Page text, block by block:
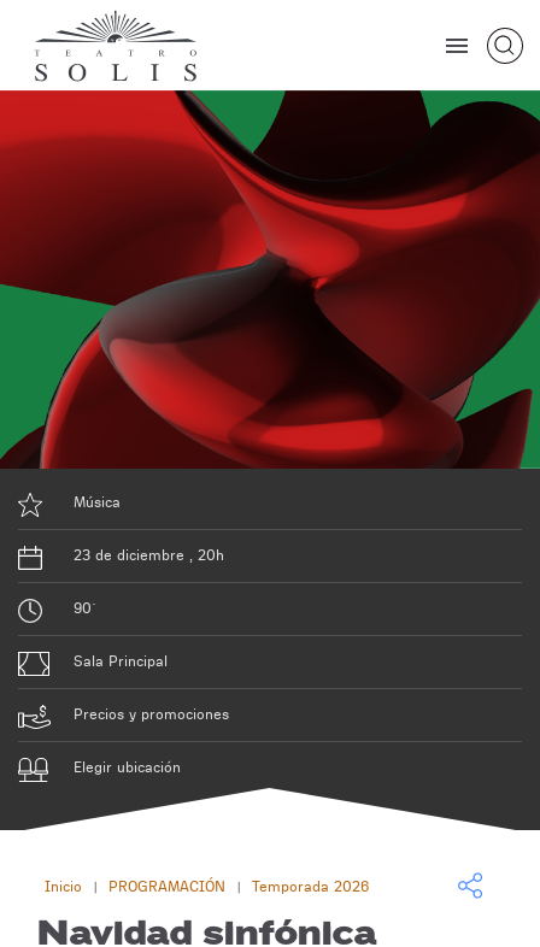
Música
23 de diciembre , 20h
90´
Sala Principal
Precios y promociones
Elegir ubicación
Inicio PROGRAMACIÓN Temporada 2026
Navidad sinfónica